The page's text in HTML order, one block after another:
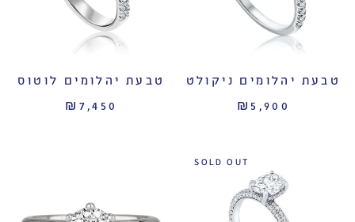
טבעת יהלומים ניקולט
₪5,900
טבעת יהלומים לוטוס
₪7,450
SOLD OUT